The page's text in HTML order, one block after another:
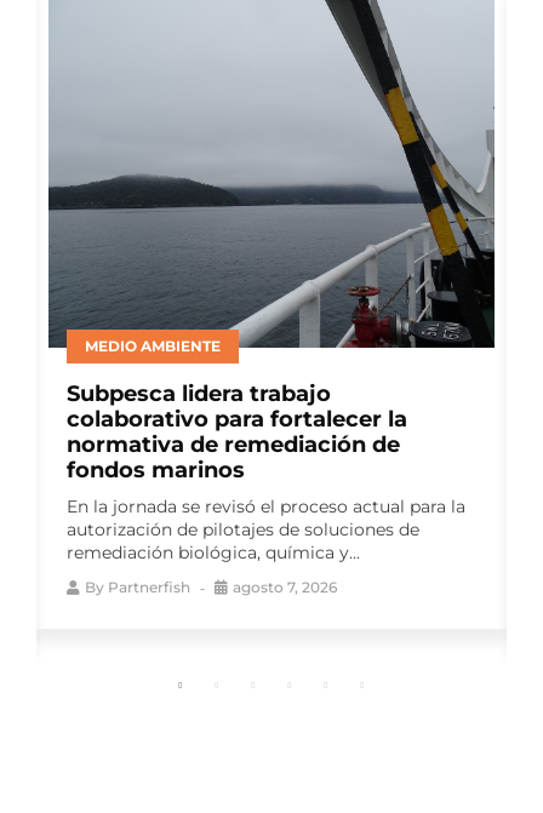
BIENESTAR ANIMAL
Consejo del Salmón lideró panel de
productores en ELBA 2026 para
abordar avances en bienestar
animal
Como auspiciador del Encuentro
Latinoamericano de Bienestar Animal (ELBA
2026), el gremio impulsó una instancia de
conversación que reunió a...
By agosto 7, 2026